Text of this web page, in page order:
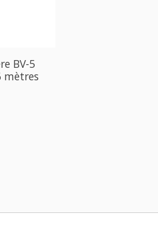
BV-5
mètres